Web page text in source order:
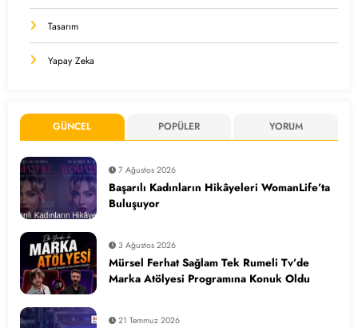
Tasarım
Yapay Zeka
GÜNCEL POPÜLER YORUM
7 Ağustos 2026
Başarılı Kadınların Hikâyeleri WomanLife’ta
Buluşuyor
3 Ağustos 2026
Mürsel Ferhat Sağlam Tek Rumeli Tv’de
Marka Atölyesi Programına Konuk Oldu
21 Temmuz 2026